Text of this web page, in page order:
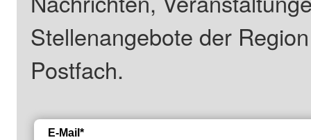
Stellenangebote der
Postfach.
E-Mail*